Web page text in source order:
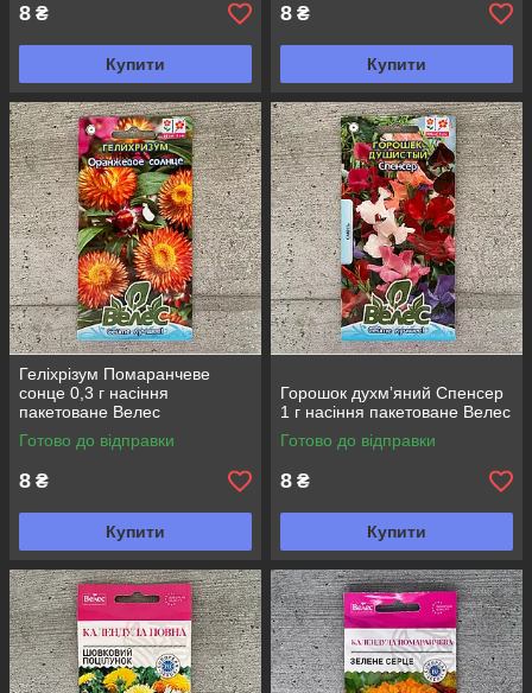
8 ₴
Купити
8 ₴
Купити
Геліхрізум Помаранчеве
сонце 0,3 г насіння
пакетоване Велес
Готово до відправки
8 ₴
Купити
Горошок духмʼяний Спенсер
1 г насіння пакетоване Велес
Готово до відправки
8 ₴
Купити